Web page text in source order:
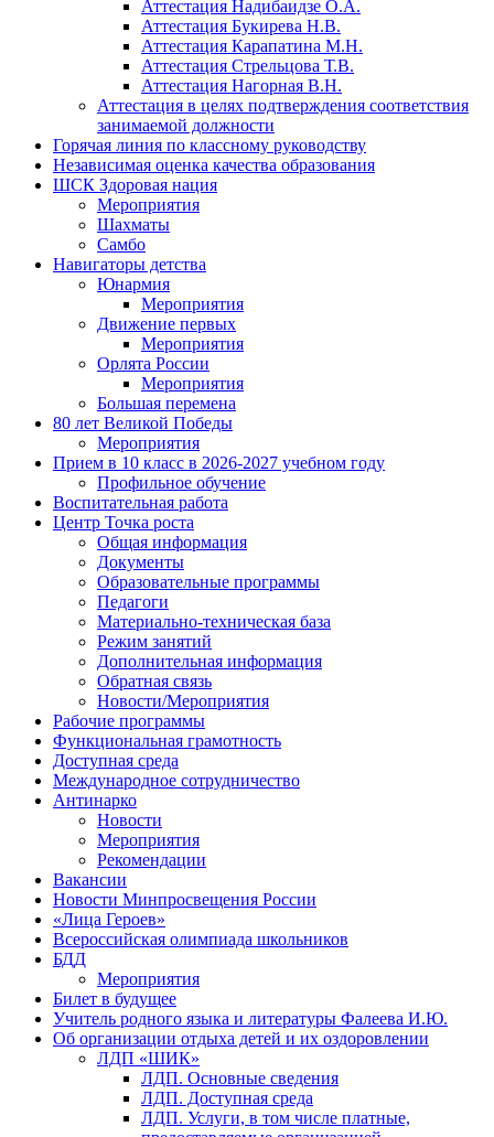
Аттестация Надибаидзе О.А.
Аттестация Букирева Н.В.
Аттестация Карапатина М.Н.
Аттестация Стрельцова Т.В.
Аттестация Нагорная В.Н.
Аттестация в целях подтверждения соответствия
занимаемой должности
Горячая линия по классному руководству
Независимая оценка качества образования
ШСК Здоровая нация
Мероприятия
Шахматы
Самбо
Навигаторы детства
Юнармия
Мероприятия
Движение первых
Мероприятия
Орлята России
Мероприятия
Большая перемена
80 лет Великой Победы
Мероприятия
Прием в 10 класс в 2026-2027 учебном году
Профильное обучение
Воспитательная работа
Центр Точка роста
Общая информация
Документы
Образовательные программы
Педагоги
Материально-техническая база
Режим занятий
Дополнительная информация
Обратная связь
Новости/Мероприятия
Рабочие программы
Функциональная грамотность
Доступная среда
Международное сотрудничество
Антинарко
Новости
Мероприятия
Рекомендации
Вакансии
Новости Минпросвещения России
«Лица Героев»
Всероссийская олимпиада школьников
БДД
Мероприятия
Билет в будущее
Учитель родного языка и литературы Фалеева И.Ю.
Об организации отдыха детей и их оздоровлении
ЛДП «ШИК»
ЛДП. Основные сведения
ЛДП. Доступная среда
ЛДП. Услуги, в том числе платные,